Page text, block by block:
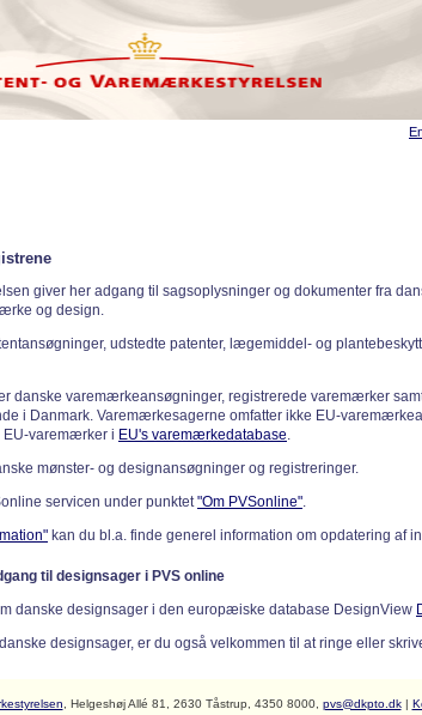
giver her adgang til sagsoplysninger og dokumenter fra
og design.
udstedte patenter, lægemiddel- og
danske varemærkeansøgninger, registrerede varemærker
i Danmark. Varemærkesagerne omfatter ikke EU-
varemærker i EU's varemærkedatabase.
mønster- og designansøgninger og registreringer.
servicen under punktet"Om PVSonline".
kan du bl.a. finde generel information om opdatering af
til designsager i PVS online
danske designsager i den europæiske database DesignView
designsager, er du også velkommen til at ringe eller
, Helgeshøj Allé 81, 2630 Tåstrup, 4350 8000, pvs@dkpto.dk|